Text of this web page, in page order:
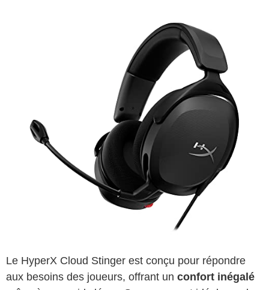
Le HyperX Cloud Stinger est conçu pour répondre
aux besoins des joueurs, offrant un confort inégalé